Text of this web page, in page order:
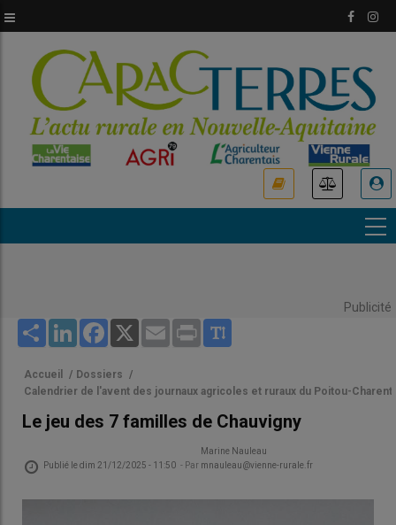
au
principal
Publicité
Share LinkedInFacebook
X Email Print
Accueil / Dossiers /
Calendrier de l'avent des journaux agricoles et ruraux du Poitou-
Le jeu des 7 familles de Chauvigny
Publié ledim 21/12/2025 - 11:50 - Par
Marine Nauleau
mnauleau@vienne-rurale.fr